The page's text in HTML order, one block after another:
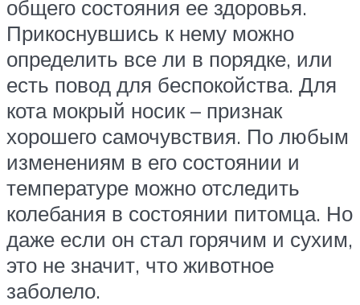
общего состояния ее здоровья.
Прикоснувшись к нему можно
определить все ли в порядке, или
есть повод для беспокойства. Для
кота мокрый носик – признак
хорошего самочувствия. По любым
изменениям в его состоянии и
температуре можно отследить
колебания в состоянии питомца. Но
даже если он стал горячим и сухим,
это не значит, что животное
заболело.